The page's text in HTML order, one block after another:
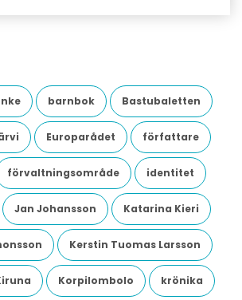
barnbok Bastubaletten
Europarådet författare
förvaltningsområde identitet
Jan Johansson Katarina Kieri
Kerstin Tuomas Larsson
Korpilombolo krönika